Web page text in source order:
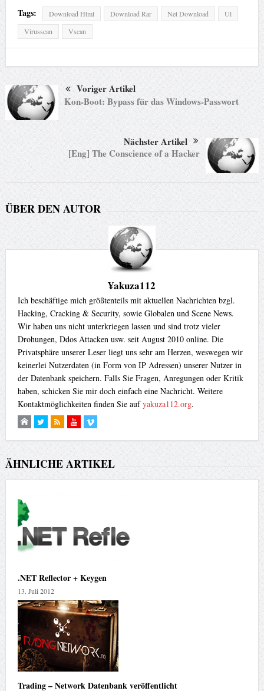
Tags: Download Html Download Rar Net Download
Ul
Virusscan
Vscan
Voriger Artikel
Kon-Boot: Bypass für das Windows-Passwort
Nächster Artikel
[Eng] The Conscience of a Hacker
ÜBER DEN AUTOR
¥akuza112
Ich beschäftige mich größtenteils mit aktuellen Nachrichten bzgl.
Hacking, Cracking & Security, sowie Globalen und Scene News.
Wir haben uns nicht unterkriegen lassen und sind trotz vieler
Drohungen, Ddos Attacken usw. seit August 2010 online. Die
Privatsphäre unserer Leser liegt uns sehr am Herzen, weswegen wir
keinerlei Nutzerdaten (in Form von IP Adressen) unserer Nutzer in
der Datenbank speichern. Falls Sie Fragen, Anregungen oder Kritik
haben, schicken Sie mir doch einfach eine Nachricht. Weitere
Kontaktmöglichkeiten finden Sie aufyakuza112.org.
ÄHNLICHE ARTIKEL
.NET Reflector + Keygen
13. Juli 2012
Trading – Network Datenbank veröffentlicht